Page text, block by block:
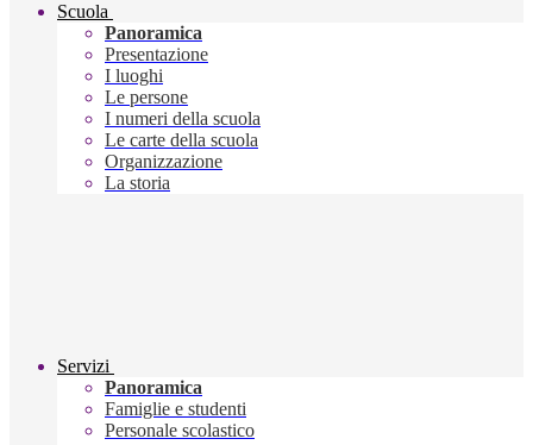
Scuola
Panoramica
Presentazione
I luoghi
Le persone
I numeri della scuola
Le carte della scuola
Organizzazione
La storia
Servizi
Panoramica
Famiglie e studenti
Personale scolastico